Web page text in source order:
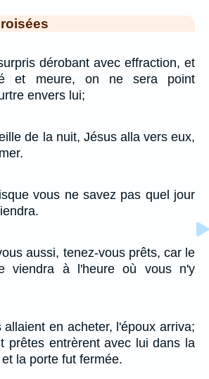
dérobant avec effraction, et
et meure, on ne sera point
envers lui;
de la nuit, Jésus alla vers eux,
vous ne savez pas quel jour
aussi, tenez-vous prêts, car le
viendra à l'heure où vous n'y
allaient en acheter, l'époux arriva;
prêtes entrèrent avec lui dans la
la porte fut fermée.